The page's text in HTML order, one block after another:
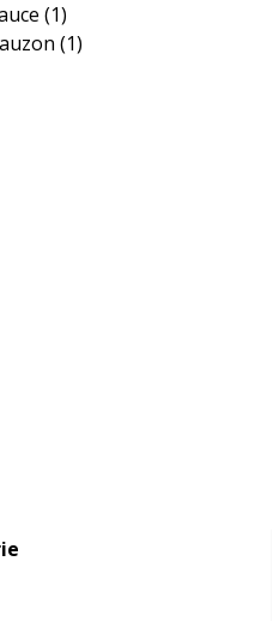
(1)
(1)